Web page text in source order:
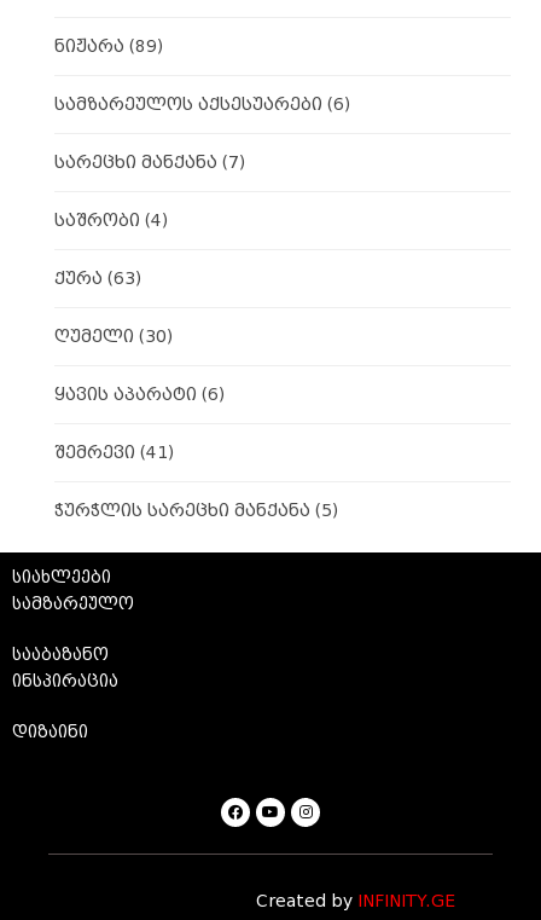
ნიჟარა (89)
სამზარეულოს აქსესუარები (6)
სარეცხი მანქანა (7)
საშრობი (4)
ქურა (63)
ღუმელი (30)
ყავის აპარატი (6)
შემრევი (41)
ჭურჭლის სარეცხი მანქანა (5)
სიახლეები
სამზარეულო
სააბაზანო
ინსპირაცია
დიზაინი
Created by INFINITY.GE